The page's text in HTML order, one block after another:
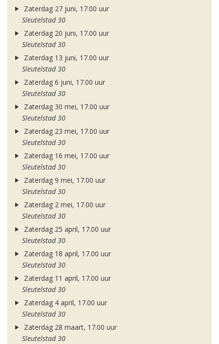
Zaterdag 27 juni, 17.00 uur
Sleutelstad 30
Zaterdag 20 juni, 17.00 uur
Sleutelstad 30
Zaterdag 13 juni, 17.00 uur
Sleutelstad 30
Zaterdag 6 juni, 17.00 uur
Sleutelstad 30
Zaterdag 30 mei, 17.00 uur
Sleutelstad 30
Zaterdag 23 mei, 17.00 uur
Sleutelstad 30
Zaterdag 16 mei, 17.00 uur
Sleutelstad 30
Zaterdag 9 mei, 17.00 uur
Sleutelstad 30
Zaterdag 2 mei, 17.00 uur
Sleutelstad 30
Zaterdag 25 april, 17.00 uur
Sleutelstad 30
Zaterdag 18 april, 17.00 uur
Sleutelstad 30
Zaterdag 11 april, 17.00 uur
Sleutelstad 30
Zaterdag 4 april, 17.00 uur
Sleutelstad 30
Zaterdag 28 maart, 17.00 uur
Sleutelstad 30